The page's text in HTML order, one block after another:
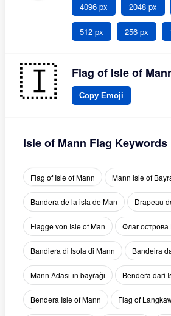
4096 px 2048 px
512 px 256 px
Flag of Isle of
Copy Emoji
Isle of Mann Flag Keywords
Flag of Isle of Mann Mann Isle of
Bandera de la isla de Man Drapeau
Flagge von Isle of Man Флаг
Bandiera di Isola di Mann Bandeira
Mann Adası-ın bayrağı Bendera dari
Bendera Isle of Mann Flag of